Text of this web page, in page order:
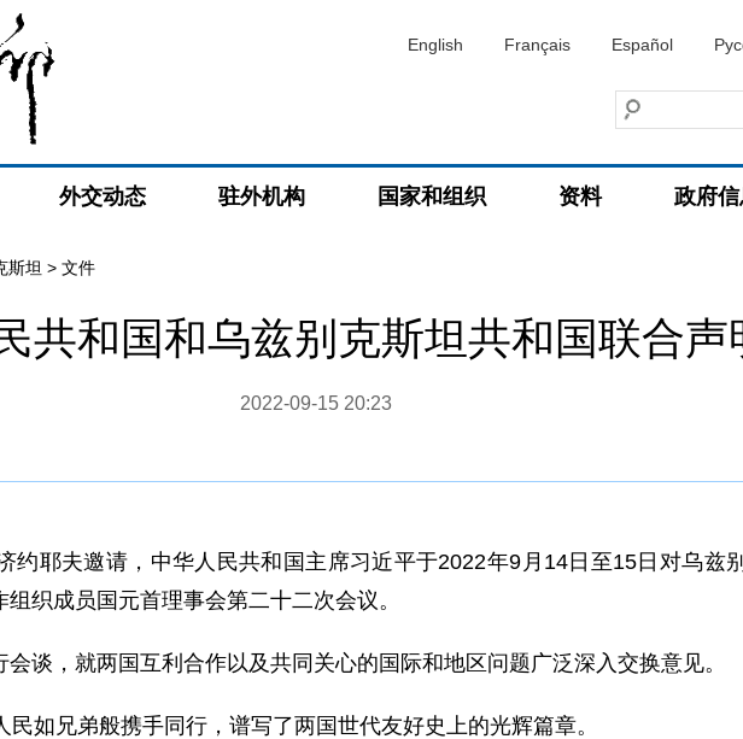
English Français Español
外交动态 驻外机构 国家和组织 资料 政府
斯坦 > 文件
共和国和乌兹别克斯坦共和国联合声
2022-09-15 20:23
耶夫邀请，中华人民共和国主席习近平于2022年9月14日至15日对乌兹
织成员国元首理事会第二十二次会议。
，就两国互利合作以及共同关心的国际和地区问题广泛深入交换意见。
兄弟般携手同行，谱写了两国世代友好史上的光辉篇章。